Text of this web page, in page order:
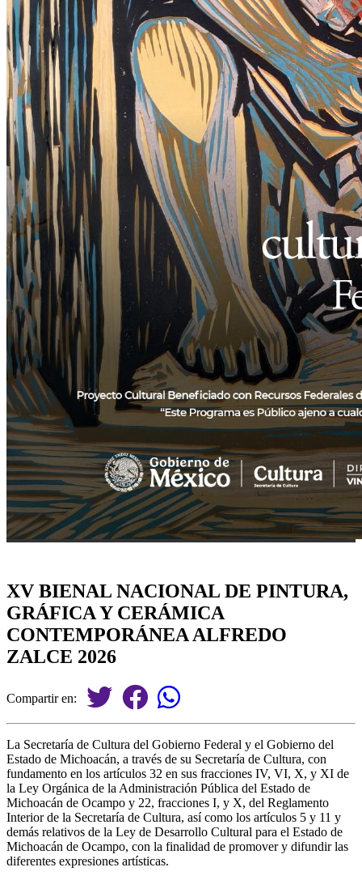
XV BIENAL NACIONAL DE PINTURA,
GRÁFICA Y CERÁMICA
CONTEMPORÁNEA ALFREDO
ZALCE 2026
Compartir en:
La Secretaría de Cultura del Gobierno Federal y el Gobierno del
Estado de Michoacán, a través de su Secretaría de Cultura, con
fundamento en los artículos 32 en sus fracciones IV, VI, X, y XI de
la Ley Orgánica de la Administración Pública del Estado de
Michoacán de Ocampo y 22, fracciones I, y X, del Reglamento
Interior de la Secretaría de Cultura, así como los artículos 5 y 11 y
demás relativos de la Ley de Desarrollo Cultural para el Estado de
Michoacán de Ocampo, con la finalidad de promover y difundir las
diferentes expresiones artísticas.